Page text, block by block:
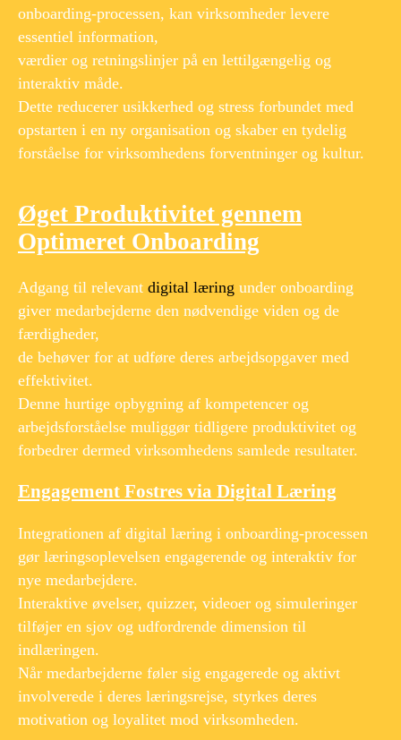
onboarding-processen, kan virksomheder levere
essentiel information,
værdier og retningslinjer på en lettilgængelig og
interaktiv måde.
Dette reducerer usikkerhed og stress forbundet med
opstarten i en ny organisation og skaber en tydelig
forståelse for virksomhedens forventninger og kultur.
Øget Produktivitet gennem
Optimeret Onboarding
Adgang til relevant digital læring under onboarding
giver medarbejderne den nødvendige viden og de
færdigheder,
de behøver for at udføre deres arbejdsopgaver med
effektivitet.
Denne hurtige opbygning af kompetencer og
arbejdsforståelse muliggør tidligere produktivitet og
forbedrer dermed virksomhedens samlede resultater.
Engagement Fostres via Digital Læring
Integrationen af digital læring i onboarding-processen
gør læringsoplevelsen engagerende og interaktiv for
nye medarbejdere.
Interaktive øvelser, quizzer, videoer og simuleringer
tilføjer en sjov og udfordrende dimension til
indlæringen.
Når medarbejderne føler sig engagerede og aktivt
involverede i deres læringsrejse, styrkes deres
motivation og loyalitet mod virksomheden.